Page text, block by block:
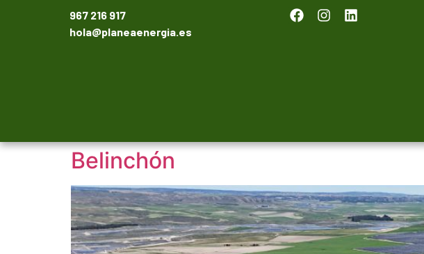
967 216 917
hola@planeaenergia.es
Belinchón